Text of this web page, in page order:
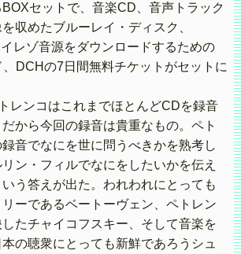
セットで、音楽CD、音声トラック
収めたブルーレイ・ディスク、
レゾ音源をダウンロードするための
DCHの7日間無料チケットがセットに
レンコはこれまでほとんどCDを録音
から今回の録音は貴重なもの。ペト
音でなにを世に問うべきかを熟考し
ン・フィルでなにをしたいかを伝え
う答えが出た。われわれにとっても
ーであるベートーヴェン、ペトレン
たチャイコフスキー、そして音楽を
の聴衆にとっても新鮮であろうシュ